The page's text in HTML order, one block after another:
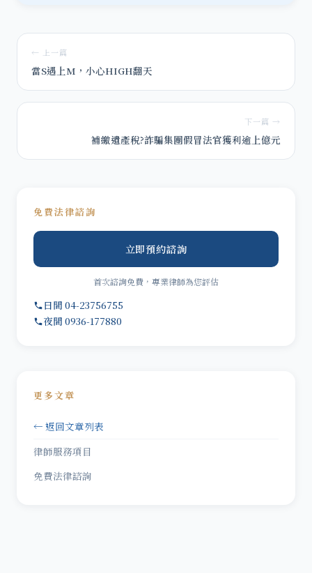
← 上一篇
當S遇上M，小心HIGH翻天
下一篇 →
補繳遺產稅?詐騙集團假冒法官獲利逾上億元
免費法律諮詢
立即預約諮詢
首次諮詢免費，專業律師為您評估
日間 04-23756755
夜間 0936-177880
更多文章
← 返回文章列表
律師服務項目
免費法律諮詢